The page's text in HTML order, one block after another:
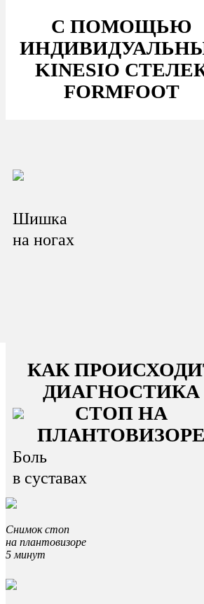
С ПОМОЩЬЮ
KINESIO
FORMFOOT
Шишка
на ногах
Боль
в суставах
КАК
ДИАГНОСТИКА
СТОП НА
ПЛАНТОВИЗОРЕ
Снимок стоп
на плантовизоре
5 минут